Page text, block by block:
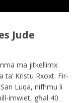
Jude
ma jitkellimx
Kristu Rxoxt. Fir-
Luqa, nifhmu li
imwiet, għal 40